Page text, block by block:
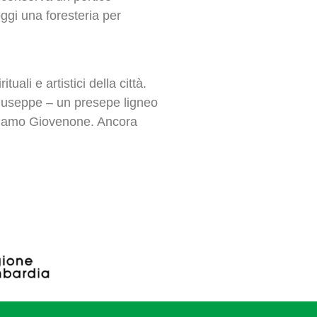
una foresteria per
e artistici della città.
– un presepe ligneo
Giovenone. Ancora